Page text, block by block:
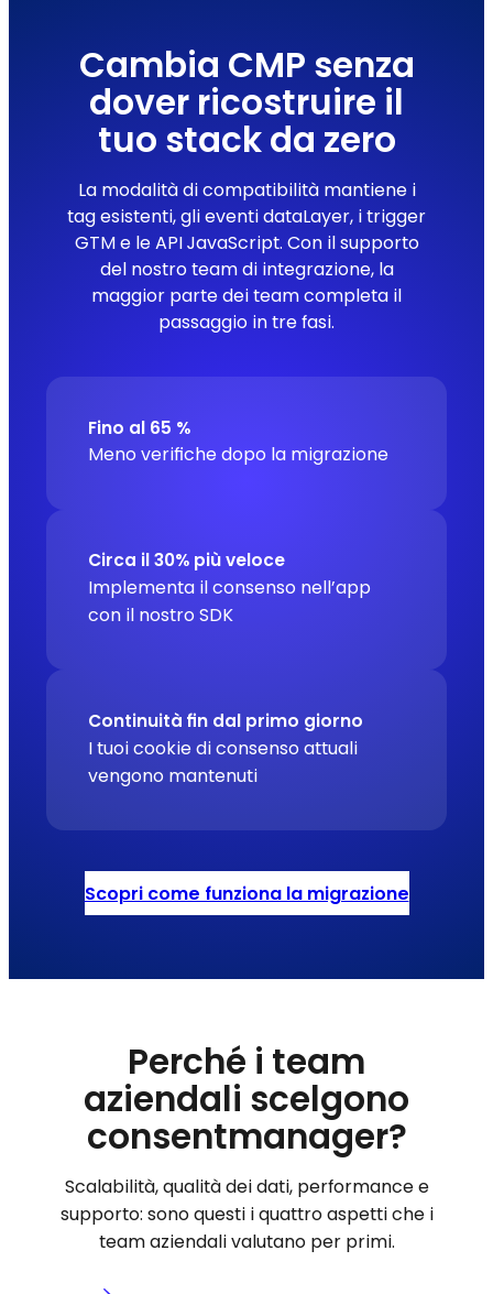
Cambia CMP senza
dover ricostruire il
tuo stack da zero
La modalità di compatibilità mantiene i
tag esistenti, gli eventi dataLayer, i trigger
GTM e le API JavaScript. Con il supporto
del nostro team di integrazione, la
maggior parte dei team completa il
passaggio in tre fasi.
Fino al 65 %
Meno verifiche dopo la migrazione
Circa il 30% più veloce
Implementa il consenso nell’app
con il nostro SDK
Continuità fin dal primo giorno
I tuoi cookie di consenso attuali
vengono mantenuti
Scopri come funziona la migrazione
Perché i team
aziendali scelgono
consentmanager?
Scalabilità, qualità dei dati, performance e
supporto: sono questi i quattro aspetti che i
team aziendali valutano per primi.